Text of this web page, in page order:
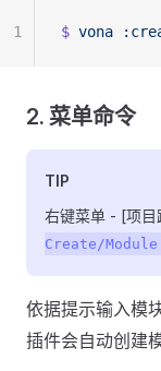
$ vona
1
2. 菜单命令
TIP
右键菜单 - [项
Create/Module
依据提示输入模
插件会自动创建